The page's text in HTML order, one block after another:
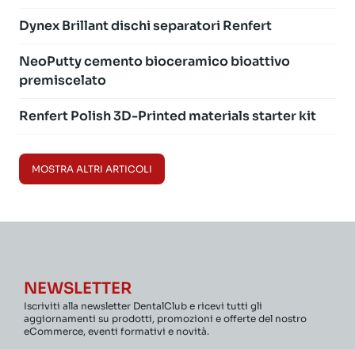
Dynex Brillant dischi separatori Renfert
NeoPutty cemento bioceramico bioattivo
premiscelato
Renfert Polish 3D-Printed materials starter kit
MOSTRA ALTRI ARTICOLI
NEWSLETTER
Iscriviti alla newsletter DentalClub e ricevi tutti gli
aggiornamenti su prodotti, promozioni e offerte del nostro
eCommerce, eventi formativi e novità.